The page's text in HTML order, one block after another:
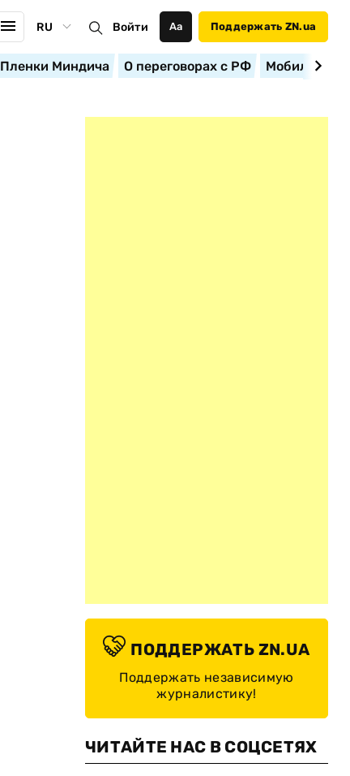
RU Войти Аа Поддержать ZN.ua
Пленки Миндича О переговорах с РФ
ПОДДЕРЖАТЬ ZN.UA
Поддержать независимую
журналистику!
ЧИТАЙТЕ НАС В СОЦСЕТЯХ